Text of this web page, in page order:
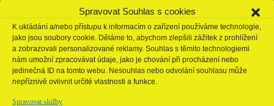
Spravovat Souhlas s cookies
K ukládání a/nebo přístupu k informacím o zařízení používáme technologie,
jako jsou soubory cookie. Děláme to, abychom zlepšili zážitek z prohlížení
a zobrazovali personalizované reklamy. Souhlas s těmito technologiemi
nám umožní zpracovávat údaje, jako je chování při procházení nebo
jedinečná ID na tomto webu. Nesouhlas nebo odvolání souhlasu může
nepříznivě ovlivnit určité vlastnosti a funkce.
Spravovat služby